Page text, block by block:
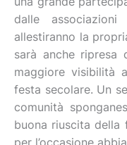
dalle
allestiranno la
sarà anche ripresa
maggiore visibilità
festa secolare. Un
comunità
buona riuscita della